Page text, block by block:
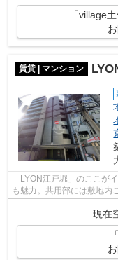
「village
賃貸 | マンション
「LYON江戸堀」のここが
も魅力。共用部には敷地内
現在